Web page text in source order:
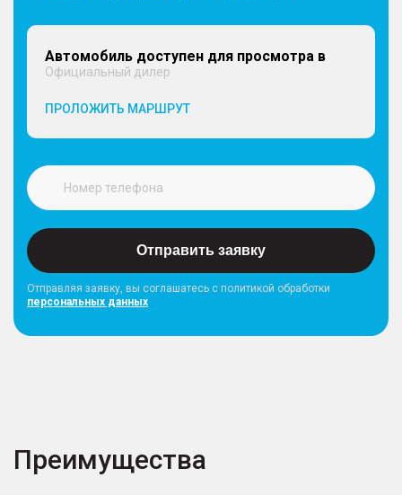
Автомобиль доступен для просмотра в
Официальный дилер
ПРОЛОЖИТЬ МАРШРУТ
Отправить заявку
Отправляя заявку, вы соглашатесь с политикой обработки
персональных данных
Преимущества